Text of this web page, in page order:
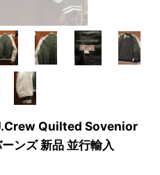
Quilted Sovenior
ンズ 新品 並行輸入